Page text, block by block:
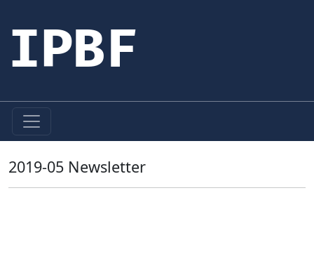
IPBF
2019-05 Newsletter